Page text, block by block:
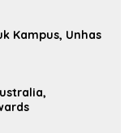
Kampus, Unhas